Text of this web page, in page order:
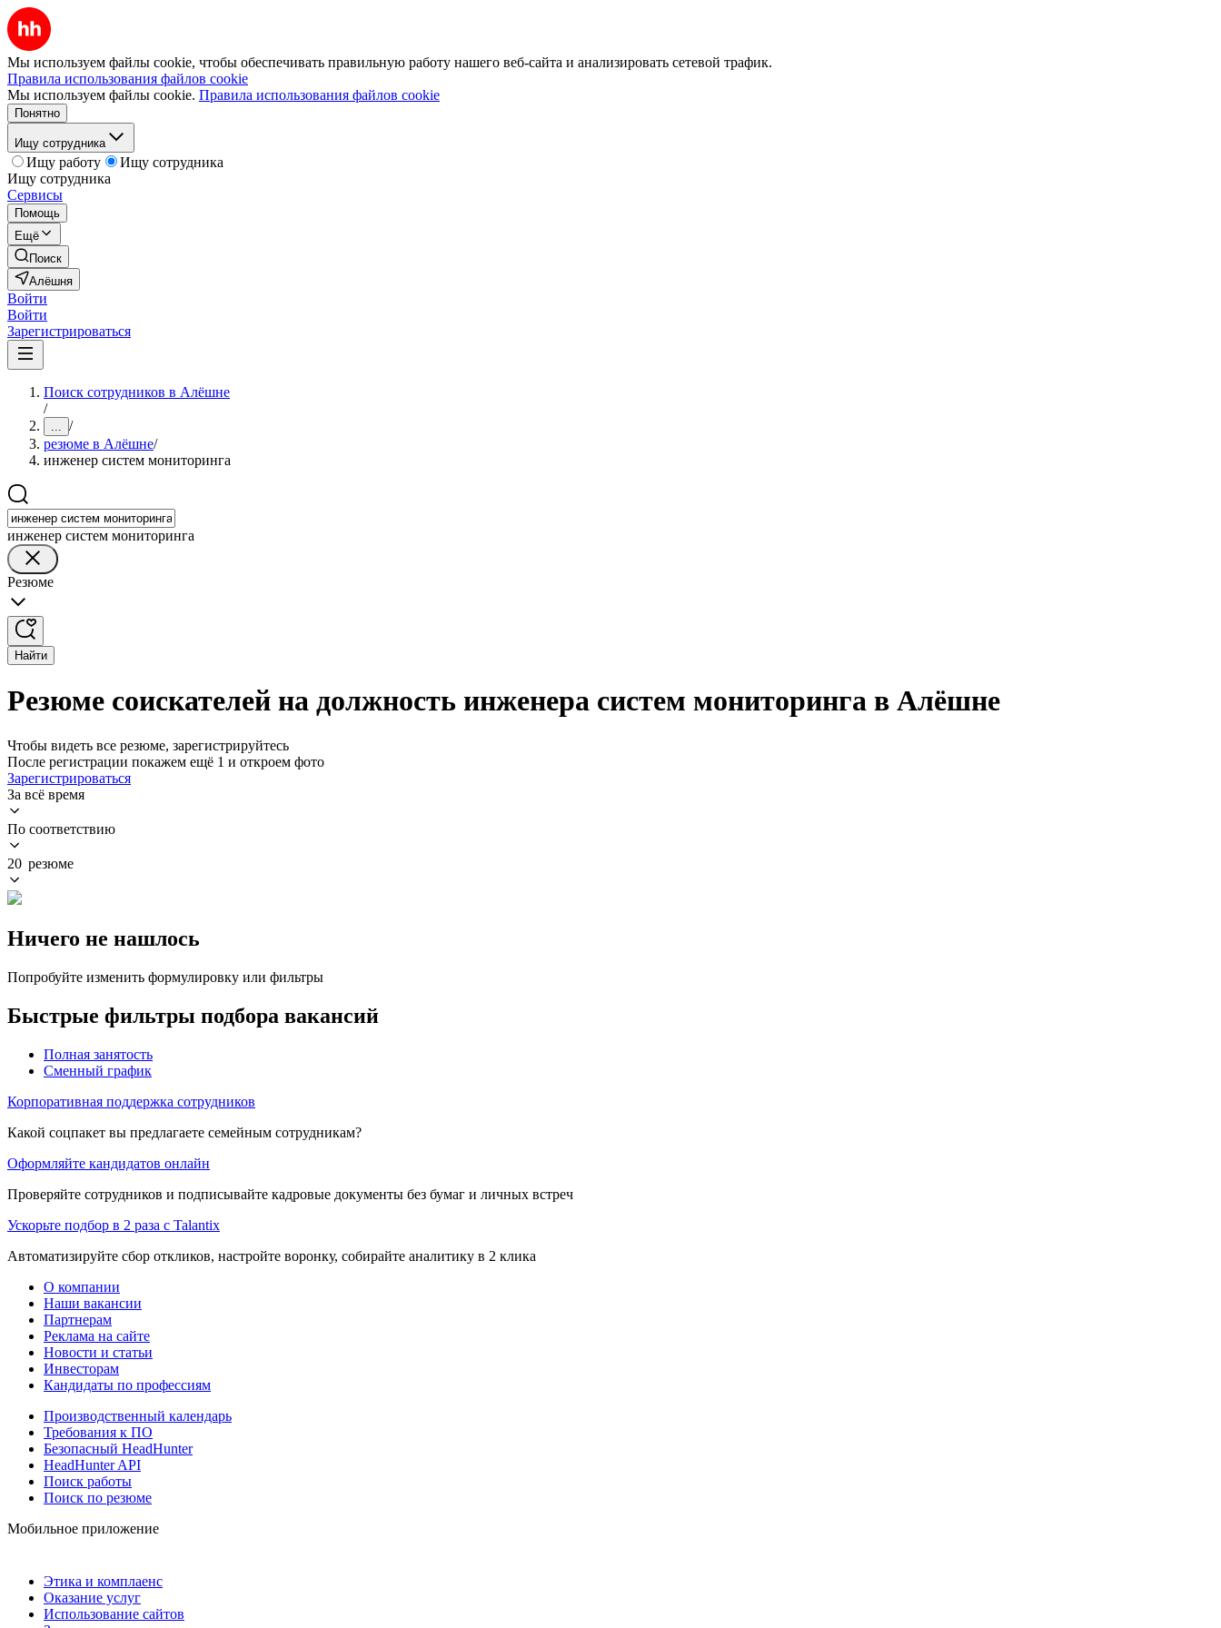
Мы используем файлы cookie, чтобы обеспечивать правильную работу нашего веб-сайта и анализировать сетевой трафик.
Правила использования файлов cookie
Мы используем файлы cookie. Правила использования файлов cookie
Понятно
Ищу сотрудника
Ищу работу
Ищу сотрудника
Ищу сотрудника
Сервисы
Помощь
Ещё
Поиск
Алёшня
Войти
Войти
Зарегистрироваться
Поиск сотрудников в Алёшне
/
... /
резюме в Алёшне/
инженер систем мониторинга
инженер систем мониторинга
Резюме
Найти
Резюме соискателей на должность инженера систем мониторинга в Алёшне
Чтобы видеть все резюме, зарегистрируйтесь
После регистрации покажем ещё 1 и откроем фото
Зарегистрироваться
За всё время
По соответствию
20 резюме
Ничего не нашлось
Попробуйте изменить формулировку или фильтры
Быстрые фильтры подбора вакансий
Полная занятость
Сменный график
Корпоративная поддержка сотрудников
Какой соцпакет вы предлагаете семейным сотрудникам?
Оформляйте кандидатов онлайн
Проверяйте сотрудников и подписывайте кадровые документы без бумаг и личных встреч
Ускорьте подбор в 2 раза с Talantix
Автоматизируйте сбор откликов, настройте воронку, собирайте аналитику в 2 клика
О компании
Наши вакансии
Партнерам
Реклама на сайте
Новости и статьи
Инвесторам
Кандидаты по профессиям
Производственный календарь
Требования к ПО
Безопасный HeadHunter
HeadHunter API
Поиск работы
Поиск по резюме
Мобильное приложение
Этика и комплаенс
Оказание услуг
Использование сайтов